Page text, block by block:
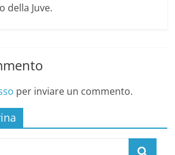
della Juve.
per inviare un commento.